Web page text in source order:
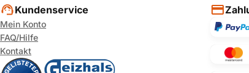
Kundenservice
Mein Konto
FAQ/Hilfe
Kontakt